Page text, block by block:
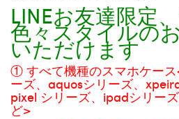
LINEお友達限定
色々スタイルの
いただけます
① すべて機種のスマホケー
ーズ、aquosシリーズ、
pixel シリーズ、ipadシリー
ど>